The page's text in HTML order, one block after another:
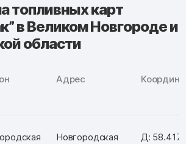
топливных карт
в Великом Новгороде и
области
Адрес
Новгородская
Д: